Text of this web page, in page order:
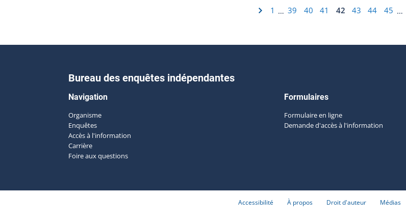
1 … 39 40 41 42 43 44 45 …
Bureau des enquêtes indépendantes
Navigation
Organisme
Enquêtes
Accès à l'information
Carrière
Foire aux questions
Formulaires
Formulaire en ligne
Demande d'accès à l'information
Accessibilité À propos Droit d'auteur Médias